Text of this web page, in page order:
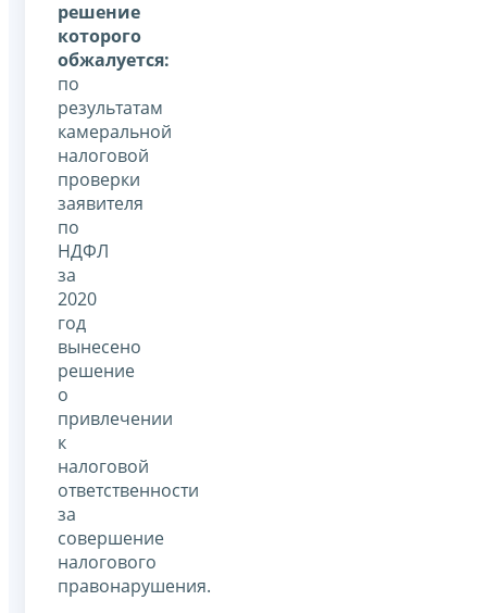
решение
которого
обжалуется:
по
результатам
камеральной
налоговой
проверки
заявителя
по
НДФЛ
за
2020
год
вынесено
решение
о
привлечении
к
налоговой
ответственности
за
совершение
налогового
правонарушения.